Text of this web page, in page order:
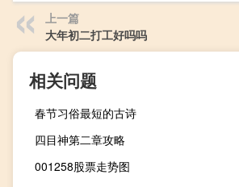
上一篇
大年初二打工好吗吗
相关问题
春节习俗最短的古诗
四目神第二章攻略
001258股票走势图